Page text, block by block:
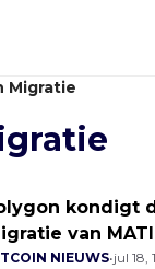
Migratie
kondigt
van
NIEUWS•jul 18,